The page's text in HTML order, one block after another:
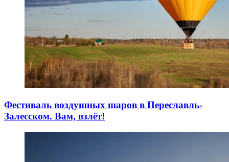
Фестиваль воздушных шаров в Переславль-
Залесском. Вам, взлёт!